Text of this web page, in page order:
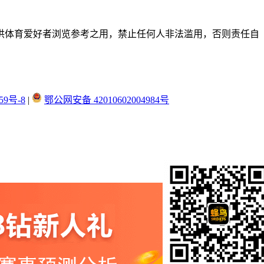
育爱好者浏览参考之用，禁止任何人非法滥用，否则责任自
号-8 | 鄂公网安备 42010602004984号